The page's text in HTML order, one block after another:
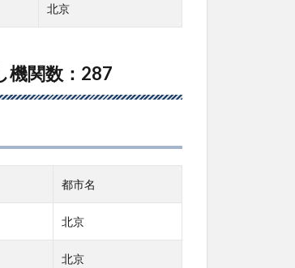
北京
機関数：287
都市名
北京
北京